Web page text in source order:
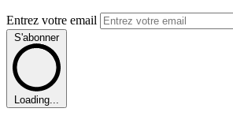
Entrez votre email
S'abonner
Loading...